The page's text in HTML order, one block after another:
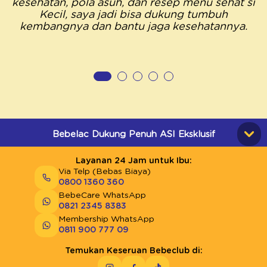
kesehatan, pola asuh, dan resep menu sehat si
Kecil, saya jadi bisa dukung tumbuh
kembangnya dan bantu jaga kesehatannya.
Bebelac Dukung Penuh ASI Eksklusif
Layanan 24 Jam untuk Ibu:
Via Telp (Bebas Biaya)
0800 1360 360
BebeCare WhatsApp
0821 2345 8383
Membership WhatsApp
0811 900 777 09
Temukan Keseruan Bebeclub di: